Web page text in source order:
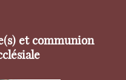
et communion